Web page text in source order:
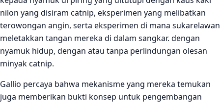
nilon yang disiram catnip, eksperimen yang melibatkan
terowongan angin, serta eksperimen di mana sukarelawan
meletakkan tangan mereka di dalam sangkar. dengan
nyamuk hidup, dengan atau tanpa perlindungan olesan
minyak catnip.
Gallio percaya bahwa mekanisme yang mereka temukan
juga memberikan bukti konsep untuk pengembangan